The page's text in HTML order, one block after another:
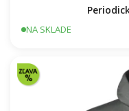
NA SKLADE